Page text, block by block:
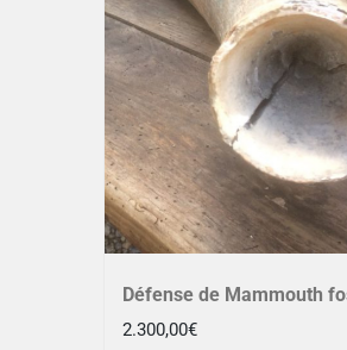
Défense de Mammouth
2.300,00€